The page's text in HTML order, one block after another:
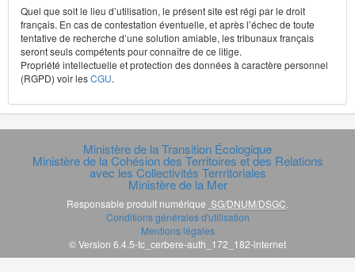
Quel que soit le lieu d’utilisation, le présent site est régi par le droit
français. En cas de contestation éventuelle, et après l’échec de toute
tentative de recherche d’une solution amiable, les tribunaux français
seront seuls compétents pour connaître de ce litige.
Propriété intellectuelle et protection des données à caractère personnel
(RGPD) voir lesCGU.
Ministère de la Transition Écologique
Ministère de la Cohésion des Territoires et des Relations
avec les Collectivités Terrritoriales
Ministère de la Mer
Responsable produit numérique SG/DNUM/DSGC
Conditions générales d'utilisation
Mentions légales
© Version 6.4.5-tc_cerbere-auth_172_182-internet